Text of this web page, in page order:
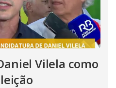
Vilela como